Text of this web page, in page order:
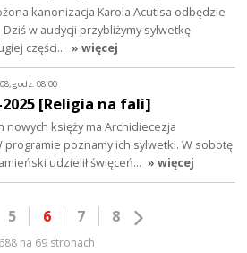
kanonizacja Karola Acutisa odbędzie
w audycji przybliżymy sylwetkę
części… » więcej
godz. 08:00
2025 [Religia na fali]
nowych księży ma Archidiecezja
programie poznamy ich sylwetki. W sobotę
udzielił święceń… » więcej
5 6 7 8
688 na 69 stronach